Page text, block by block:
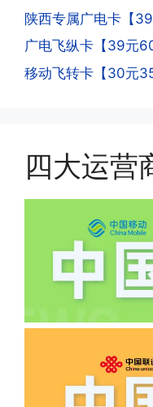
·4.实际扣费月
(1)首月扣费:电
原套餐折算后
机、关机、注
道首充的情况
逾期不可补返
·5.我的返费
答:先核查首次
加活动充值，
正常，然后是
一般二次认证
流量，通过运
件，来证明是
搜索关键词:断
陕西专属广电卡【39
广电飞纵卡【39元
移动飞转卡【30元
四大运营